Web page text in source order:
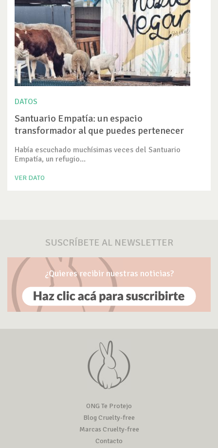
DATOS
Santuario Empatía: un espacio
transformador al que puedes pertenecer
Había escuchado muchísimas veces del Santuario
Empatía, un refugio...
VER DATO
SUSCRÍBETE AL NEWSLETTER
¿Quieres recibir nuestras noticias?
ONG Te Protejo
Blog Cruelty-free
Marcas Cruelty-free
Contacto